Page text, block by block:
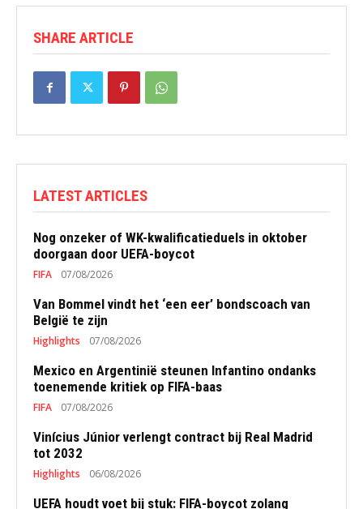
SHARE ARTICLE
LATEST ARTICLES
Nog onzeker of WK-kwalificatieduels in oktober
doorgaan door UEFA-boycot
FIFA 07/08/2026
Van Bommel vindt het ‘een eer’ bondscoach van
België te zijn
Highlights 07/08/2026
Mexico en Argentinië steunen Infantino ondanks
toenemende kritiek op FIFA-baas
FIFA 07/08/2026
Vinícius Júnior verlengt contract bij Real Madrid
tot 2032
Highlights 06/08/2026
UEFA houdt voet bij stuk: FIFA-boycot zolang